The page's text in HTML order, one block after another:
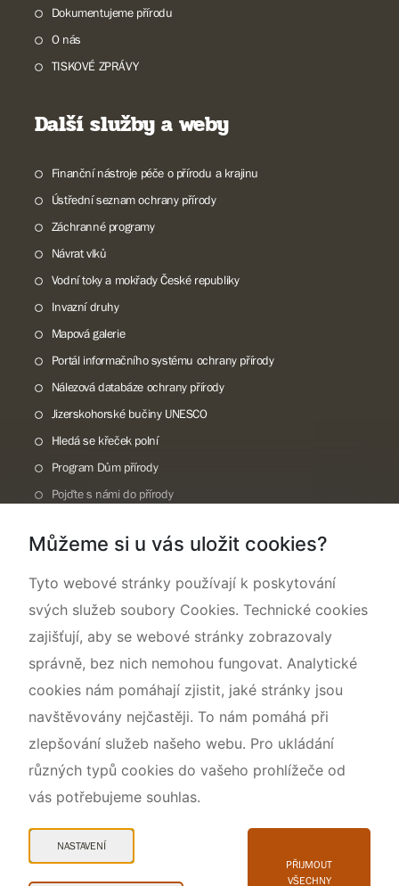
Dokumentujeme přírodu
O nás
TISKOVÉ ZPRÁVY
Další služby a weby
Finanční nástroje péče o přírodu a krajinu
Ústřední seznam ochrany přírody
Záchranné programy
Návrat vlků
Vodní toky a mokřady České republiky
Invazní druhy
Mapová galerie
Portál informačního systému ochrany přírody
Nálezová databáze ochrany přírody
Jizerskohorské bučiny UNESCO
Hledá se křeček polní
Program Dům přírody
Pojďte s námi do přírody
Rok CHKO pod záštitou České komise pro UNESCO
Můžeme si u vás uložit cookies?
Tyto webové stránky používají k poskytování
svých služeb soubory Cookies. Technické cookies
zajišťují, aby se webové stránky zobrazovaly
správně, bez nich nemohou fungovat. Analytické
cookies nám pomáhají zjistit, jaké stránky jsou
navštěvovány nejčastěji. To nám pomáhá při
zlepšování služeb našeho webu. Pro ukládání
různých typů cookies do vašeho prohlížeče od
vás potřebujeme souhlas.
NASTAVENÍ
PŘIJMOUT
VŠECHNY